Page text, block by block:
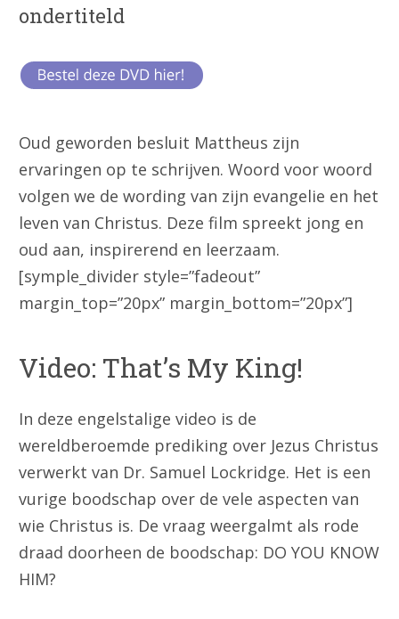
ondertiteld
Oud geworden besluit Mattheus zijn
ervaringen op te schrijven. Woord voor woord
volgen we de wording van zijn evangelie en het
leven van Christus. Deze film spreekt jong en
oud aan, inspirerend en leerzaam.
[symple_divider style=”fadeout”
margin_top=”20px” margin_bottom=”20px”]
Video: That’s My King!
In deze engelstalige video is de
wereldberoemde prediking over Jezus Christus
verwerkt van Dr. Samuel Lockridge. Het is een
vurige boodschap over de vele aspecten van
wie Christus is. De vraag weergalmt als rode
draad doorheen de boodschap: DO YOU KNOW
HIM?